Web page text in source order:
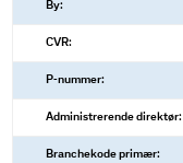
By:
CVR:
P-nummer:
Administrerende direktør:
Branchekode primær: